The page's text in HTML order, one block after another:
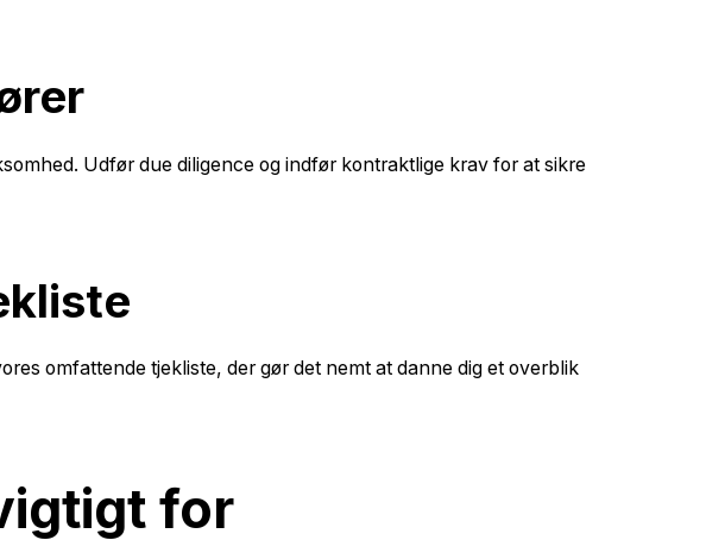
Udfør due diligence og indfør kontraktlige krav for at sikre
omfattende tjekliste, der gør det nemt at danne dig et overblik
for